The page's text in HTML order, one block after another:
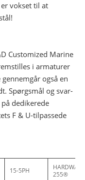
vokset til at
Customized Marine
i armaturer
også en
Spørgsmål og svar-
dedikerede
F & U-tilpassede
15-5PH
HARDWARE
255®